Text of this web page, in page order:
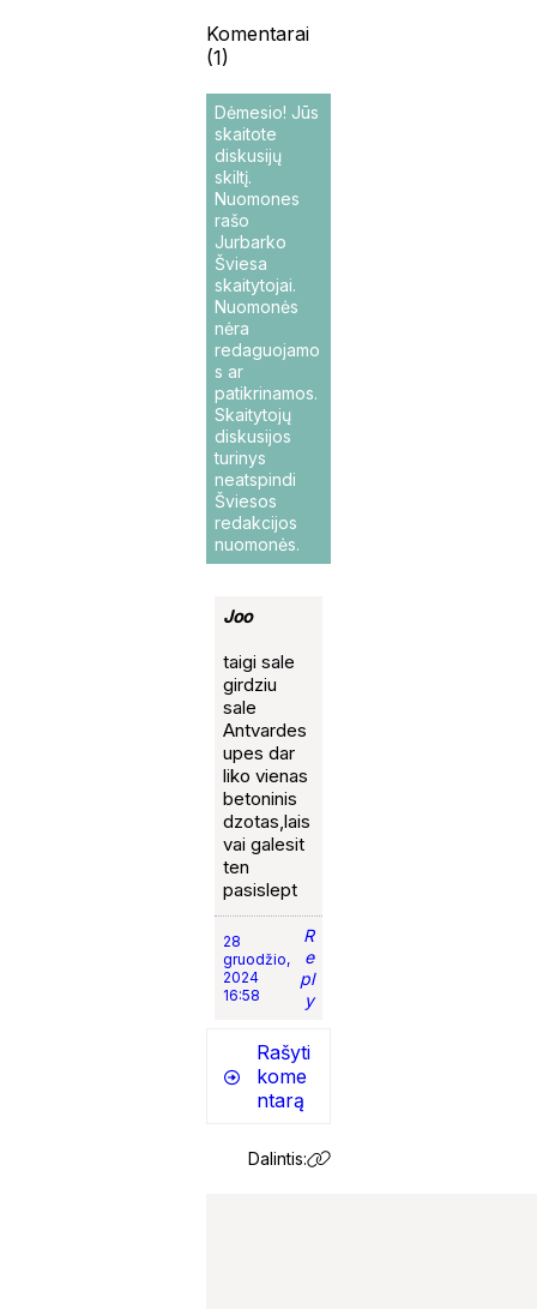
Komentarai
(1)
Dėmesio! Jūs
skaitote
diskusijų
skiltį.
Nuomones
rašo
Jurbarko
Šviesa
skaitytojai.
Nuomonės
nėra
redaguojamo
s ar
patikrinamos.
Skaitytojų
diskusijos
turinys
neatspindi
Šviesos
redakcijos
nuomonės.
Joo
taigi sale
girdziu
sale
Antvardes
upes dar
liko vienas
betoninis
dzotas,lais
vai galesit
ten
pasislept
28
gruodžio,
2024
16:58
R
e
pl
y
Rašyti
kome
ntarą
Dalintis: